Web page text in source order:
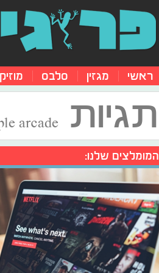
ראשי מגזין סלבס
תגיות arcade
המומלצים שלנו: